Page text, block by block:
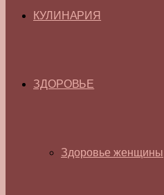
КУЛИНАРИЯ
ЗДОРОВЬЕ
Здоровье женщины